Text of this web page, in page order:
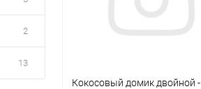
2
13
Кокосовый домик двойной -